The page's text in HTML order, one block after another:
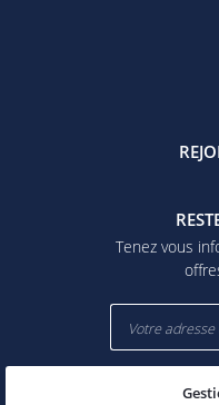
Tenez vous